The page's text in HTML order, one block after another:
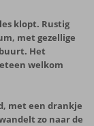
klopt. Rustig
met gezellige
Het
welkom
met een drankje
zo naar de